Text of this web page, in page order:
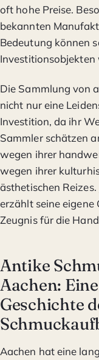
oft hohe Preise.
bekannten
Bedeutung können
Investitionsobjekten
Die Sammlung von
nicht nur eine
Investition, da ihr
Sammler schätzen
wegen ihrer
wegen ihrer
ästhetischen
erzählt seine eigene
Zeugnis für die
Antike
Aachen:
Geschichte
Aachen hat eine